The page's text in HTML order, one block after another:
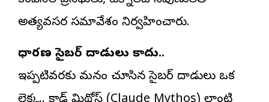
అత్యవసర సమావేశం నిర్వహించారు.
సాధారణ సైబర్ దాడులు కాదు..
ఇప్పటివరకు మనం చూసిన సైబర్ దాడులు ఒక